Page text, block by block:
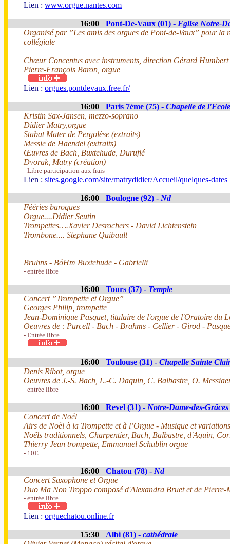
Lien : www.orgue.nantes.com
16:00 Pont-De-Vaux (01) - Eglise Notre-
Organisé par ”Les amis des orgues de Pont-de-Vaux” pour la
collégiale
Chœur Concentus avec instruments, direction Gérard Humbert
Pierre-François Baron, orgue
Lien : orgues.pontdevaux.free.fr/
16:00 Paris 7ème (75) - Chapelle de
Kristin Sax-Jansen, mezzo-soprano
Didier Matry,orgue
Stabat Mater de Pergolèse (extraits)
Messie de Haendel (extraits)
Œuvres de Bach, Buxtehude, Duruflé
Dvorak, Matry (création)
- Libre participation aux frais
Lien : sites.google.com/site/matrydidier/Accueil/quelques-dates
16:00 Boulogne (92) - Nd
Fééries baroques
Orgue....Didier Seutin
Trompettes….Xavier Desrochers - David Lichtenstein
Trombone.... Stephane Quibault
Bruhns - BöHm Buxtehude - Gabrielli
- entrée libre
16:00 Tours (37) - Temple
Concert ”Trompette et Orgue”
Georges Philip, trompette
Jean-Dominique Pasquet, titulaire de l'orgue de l'Oratoire du
Oeuvres de : Purcell - Bach - Brahms - Cellier - Girod -
- Entrée libre
16:00 Toulouse (31) - Chapelle Sainte
Denis Ribot, orgue
Oeuvres de J.-S. Bach, L.-C. Daquin, C. Balbastre, O.
- entrée libre
16:00 Revel (31) - Notre-Dame-des-Grâces
Concert de Noël
Airs de Noël à la Trompette et à l’Orgue - Musique et
Noëls traditionnels, Charpentier, Bach, Balbastre, d'Aquin,
Thierry Jean trompette, Emmanuel Schublin orgue
- 10E
16:00 Chatou (78) - Nd
Concert Saxophone et Orgue
Duo Ma Non Troppo composé d'Alexandra Bruet et de Pierre-
- entrée libre
Lien : orguechatou.online.fr
15:30 Albi (81) - cathédrale